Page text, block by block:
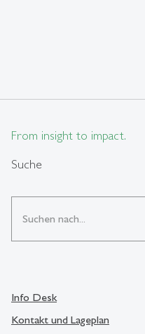
From insight to impact.
Suche
Info Desk
Kontakt und Lageplan